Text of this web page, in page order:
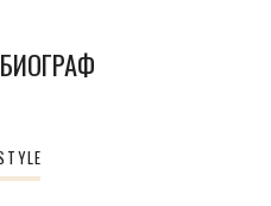
БИОГРАФ